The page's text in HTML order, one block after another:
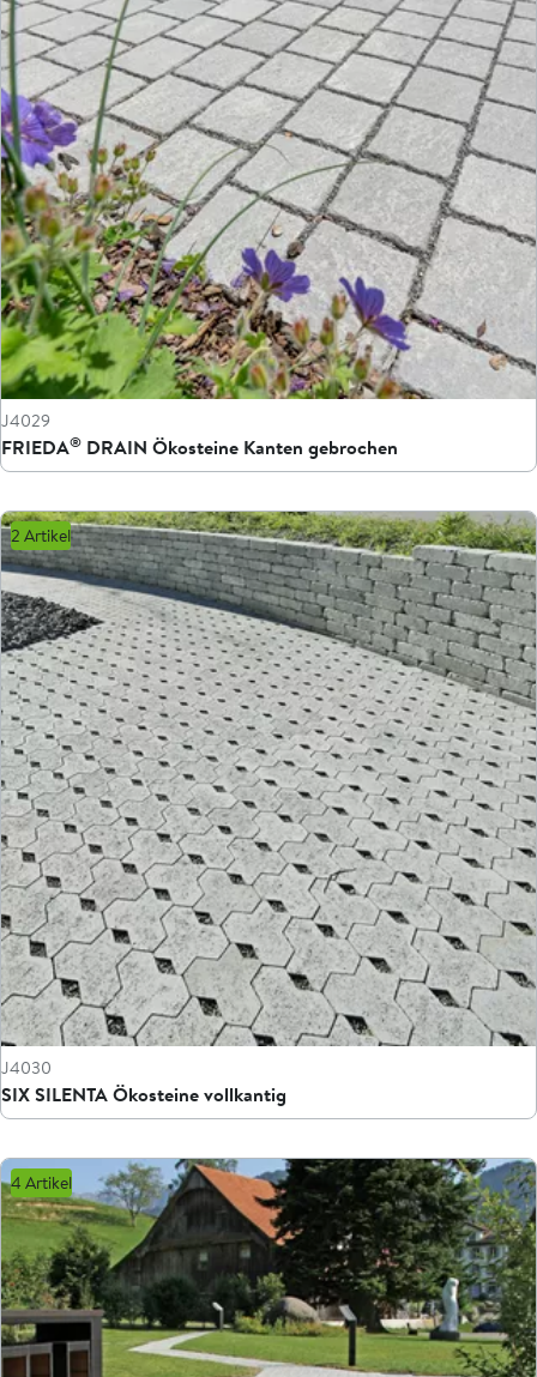
J4029
FRIEDA® DRAIN Ökosteine Kanten gebrochen
2 Artikel
J4030
SIX SILENTA Ökosteine vollkantig
4 Artikel